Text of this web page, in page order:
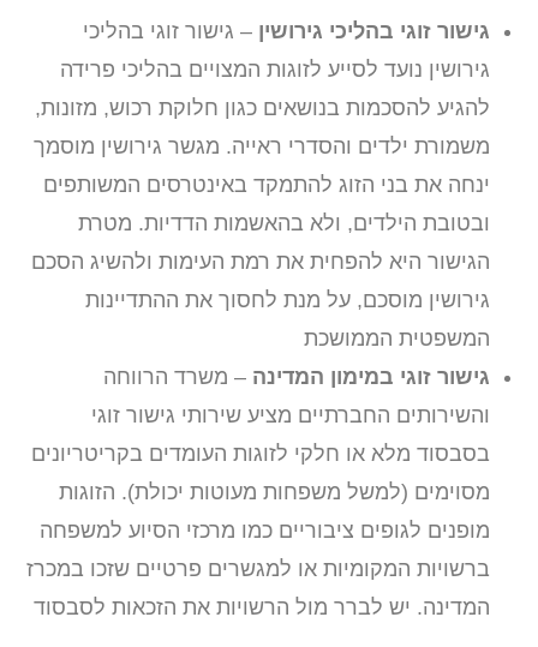
גישור זוגי בהליכי גירושין – גישור זוגי בהליכי
גירושין נועד לסייע לזוגות המצויים בהליכי פרידה
להגיע להסכמות בנושאים כגון חלוקת רכוש, מזונות,
משמורת ילדים והסדרי ראייה. מגשר גירושין מוסמך
ינחה את בני הזוג להתמקד באינטרסים המשותפים
ובטובת הילדים, ולא בהאשמות הדדיות. מטרת
הגישור היא להפחית את רמת העימות ולהשיג הסכם
גירושין מוסכם, על מנת לחסוך את ההתדיינות
המשפטית הממושכת
גישור זוגי במימון המדינה – משרד הרווחה
והשירותים החברתיים מציע שירותי גישור זוגי
בסבסוד מלא או חלקי לזוגות העומדים בקריטריונים
מסוימים (למשל משפחות מעוטות יכולת). הזוגות
מופנים לגופים ציבוריים כמו מרכזי הסיוע למשפחה
ברשויות המקומיות או למגשרים פרטיים שזכו במכרז
המדינה. יש לברר מול הרשויות את הזכאות לסבסוד